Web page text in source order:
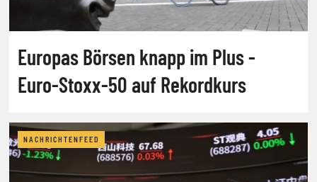
Europas Börsen knapp im Plus -
Euro-Stoxx-50 auf Rekordkurs
NACHRICHTENFEED